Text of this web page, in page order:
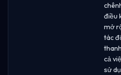
điều
mở
tác
cả
sử